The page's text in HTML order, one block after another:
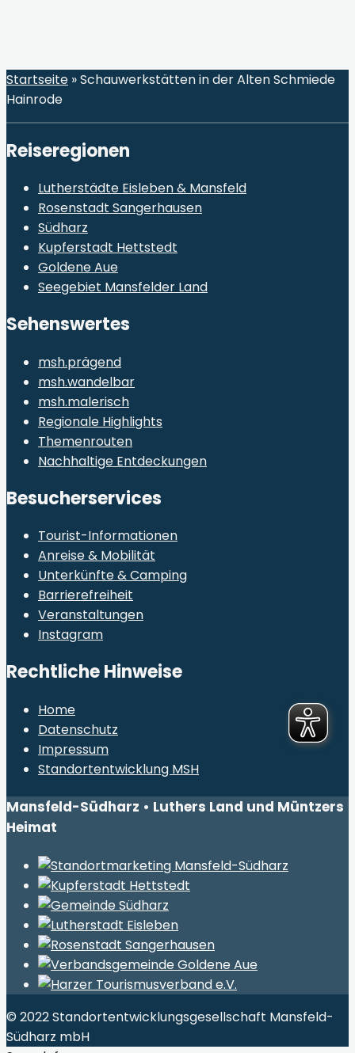
Startseite »Schauwerkstätten in der Alten Schmiede
Hainrode
Reiseregionen
Lutherstädte Eisleben & Mansfeld
Rosenstadt Sangerhausen
Südharz
Kupferstadt Hettstedt
Goldene Aue
Seegebiet Mansfelder Land
Sehenswertes
msh.prägend
msh.wandelbar
msh.malerisch
Regionale Highlights
Themenrouten
Nachhaltige Entdeckungen
Besucherservices
Tourist-Informationen
Anreise & Mobilität
Unterkünfte & Camping
Barrierefreiheit
Veranstaltungen
Instagram
Rechtliche Hinweise
Home
Datenschutz
Impressum
Standortentwicklung MSH
Mansfeld-Südharz • Luthers Land und Müntzers
Heimat
© 2022 Standortentwicklungsgesellschaft Mansfeld-
Südharz mbH